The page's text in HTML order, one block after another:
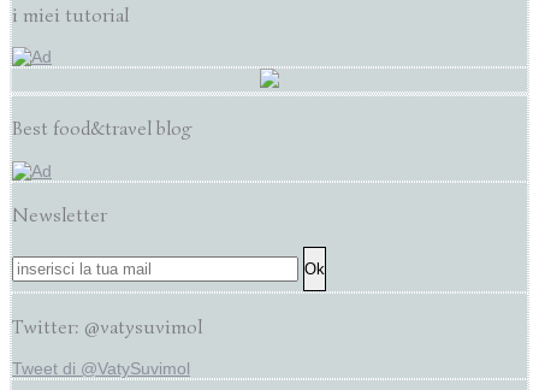
i miei tutorial
Best food&travel blog
Newsletter
Twitter: @vatysuvimol
Tweet di @VatySuvimol